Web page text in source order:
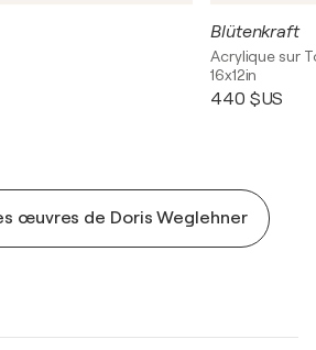
Blütenkraft
Acrylique sur
16x12in
440 $US
œuvres de Doris Weglehner